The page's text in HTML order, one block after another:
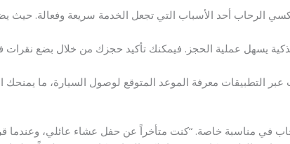
الرحاب أحد الأسباب التي تجعل الخدمة سريعة وفعالة.
يسهل عملية الحجز. فيمكنك تأكيد حجزك من خلال بضع
عبر التطبيقات معرفة الموعد المتوقع لوصول السيارة، ما
في مناسبة خاصة. “كنت متأخراً عن حفل عشاء عائلي، وعندما